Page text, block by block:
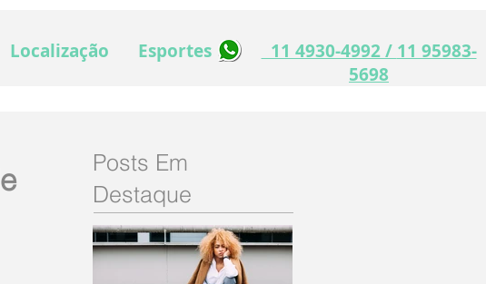
Localização Esportes 11 4930-4992 / 11 95983-
5698
Posts Em
Destaque